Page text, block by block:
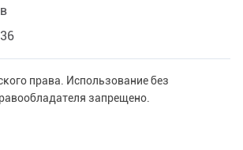
права. Использование без
запрещено.